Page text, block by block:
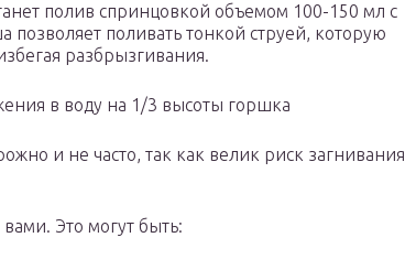
полив спринцовкой объемом 100-150 мл с
поливать тонкой струей, которую
разбрызгивания.
в воду на 1/3 высоты горшка
и не часто, так как велик риск загнивания
Это могут быть: